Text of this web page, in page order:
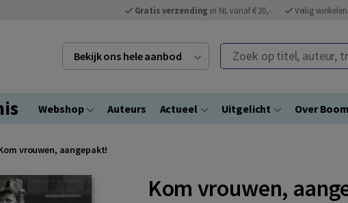
Gratis verzending in NL vanaf € 20,- Veilig
Bekijk ons hele aanbod Zoek op titel, auteur,
Webshop Auteurs Actueel Uitgelicht Over
vrouwen, aangepakt!
Kom vrouwen,